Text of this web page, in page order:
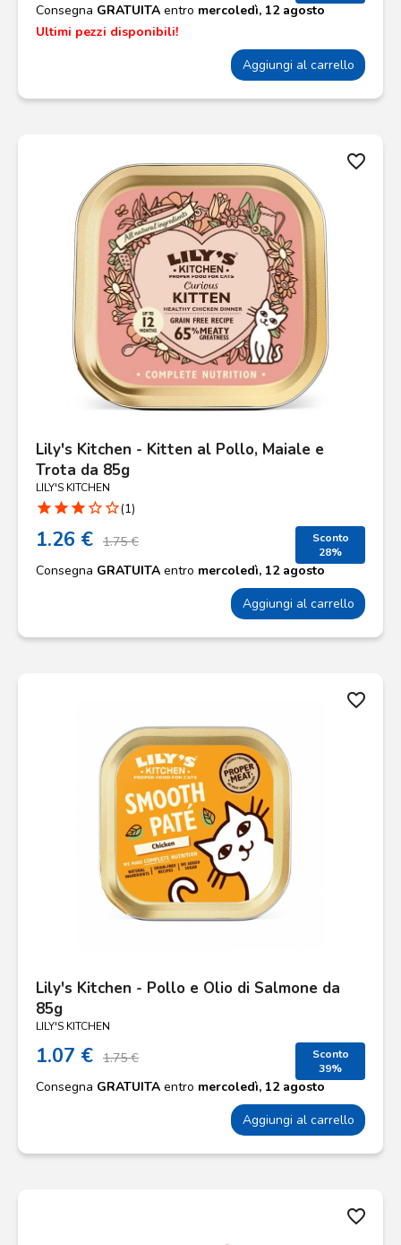
Consegna GRATUITA entro mercoledì, 12 agosto
Ultimi pezzi disponibili!
Aggiungi al carrello
favorite_border
Lily's Kitchen - Kitten al Pollo, Maiale e
Trota da 85g
LILY'S KITCHEN
star star star star_border star_border(1)
1.26 € 1.75 €
Sconto
28%
Consegna GRATUITA entro mercoledì, 12 agosto
Aggiungi al carrello
favorite_border
Lily's Kitchen - Pollo e Olio di Salmone da
85g
LILY'S KITCHEN
1.07 € 1.75 €
Sconto
39%
Consegna GRATUITA entro mercoledì, 12 agosto
Aggiungi al carrello
favorite_border